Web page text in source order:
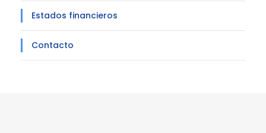
Estados financieros
Contacto